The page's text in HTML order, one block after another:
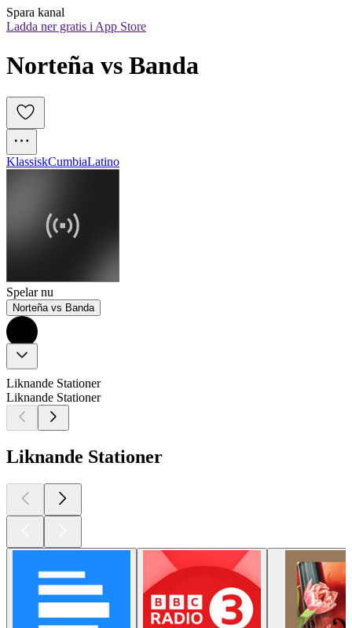
Spara kanal
Ladda ner gratis i App Store
Norteña vs Banda
KlassiskCumbiaLatino
Spelar nu
Norteña vs Banda
Liknande Stationer
Liknande Stationer
Liknande Stationer